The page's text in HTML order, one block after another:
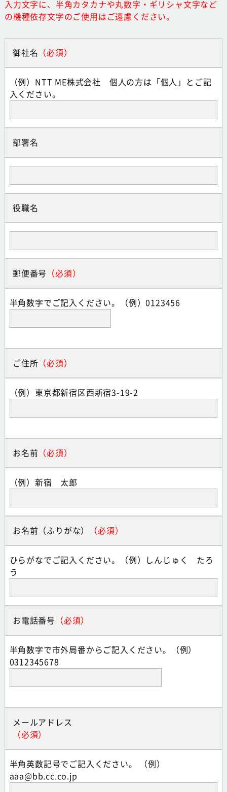
入力文字に、半角カタカナや丸数字・ギリシャ文字など
の機種依存文字のご使用はご遠慮ください。
御社名
（例）NTT ME株式会社 個人の方は「個人」とご記
入ください。
部署名
役職名
郵便番号
半角数字でご記入ください。（例）0123456
ご住所
（例）東京都新宿区西新宿3-19-2
お名前
（例）新宿 太郎
お名前（ふりがな）
ひらがなでご記入ください。（例）しんじゅく たろ
う
お電話番号
半角数字で市外局番からご記入ください。（例）
0312345678
メールアドレス
半角英数記号でご記入ください。 （例）
aaa@bb.cc.co.jp